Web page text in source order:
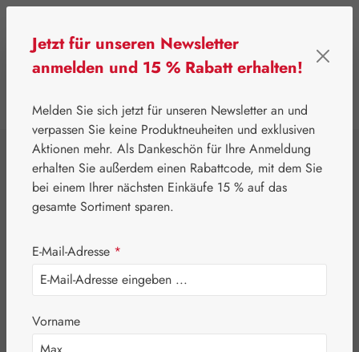
⌂ Gall Pharma Fit-Linie
Gelenk-Fit Kapseln
Bildergalerie überspringen
Jetzt für unseren Newsletter
anmelden und 15 % Rabatt erhalten!
Melden Sie sich jetzt für unseren Newsletter an und
verpassen Sie keine Produktneuheiten und exklusiven
Aktionen mehr. Als Dankeschön für Ihre Anmeldung
erhalten Sie außerdem einen Rabattcode, mit dem Sie
bei einem Ihrer nächsten Einkäufe 15 % auf das
gesamte Sortiment sparen.
E-Mail-Adresse *
Vorname